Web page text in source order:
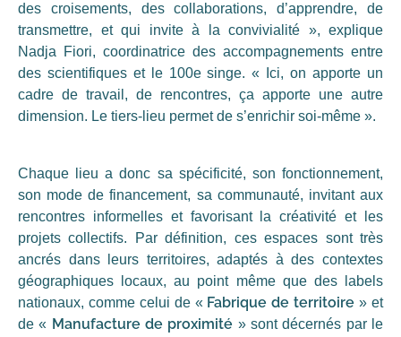
des croisements, des collaborations, d’apprendre, de
transmettre, et qui invite à la convivialité », explique
Nadja Fiori, coordinatrice des accompagnements entre
des scientifiques et le 100e singe. « Ici, on apporte un
cadre de travail, de rencontres, ça apporte une autre
dimension. Le tiers-lieu permet de s’enrichir soi-même ».
Chaque lieu a donc sa spécificité, son fonctionnement,
son mode de financement, sa communauté, invitant aux
rencontres informelles et favorisant la créativité et les
projets collectifs. Par définition, ces espaces sont très
ancrés dans leurs territoires, adaptés à des contextes
géographiques locaux, au point même que des labels
nationaux, comme celui de « Fabrique de territoire » et
de « Manufacture de proximité » sont décernés par le